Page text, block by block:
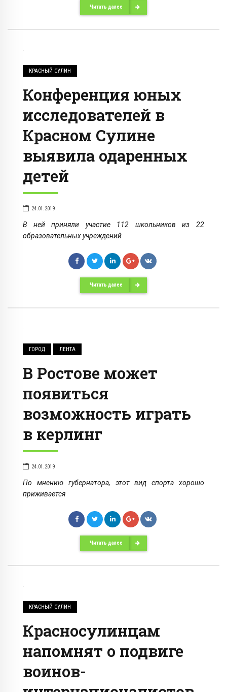
Читать далее
КРАСНЫЙ СУЛИН
Конференция юных
исследователей в
Красном Сулине
выявила одаренных
детей
24.01.2019
В ней приняли участие 112 школьников из 22
образовательных учреждений
Читать далее
ГОРОД ЛЕНТА
В Ростове может
появиться
возможность играть
в керлинг
24.01.2019
По мнению губернатора, этот вид спорта хорошо
приживается
Читать далее
КРАСНЫЙ СУЛИН
Красносулинцам
напомнят о подвиге
воинов-